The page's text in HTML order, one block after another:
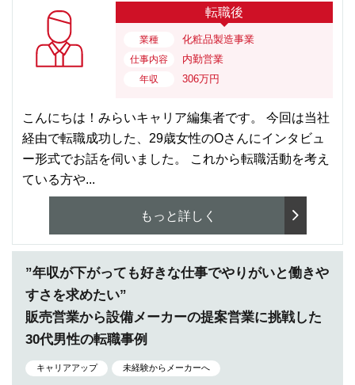
転職後
業種 化粧品製造事業
仕事内容 内勤営業
年収 306万円
こんにちは！みらいキャリア編集者です。 今回は当社
経由で転職成功した、29歳女性のOさんにインタビュ
ー形式でお話を伺いました。 これから転職活動を考え
ている方や...
もっと詳しく
”年収が下がっても好きな仕事でやりがいと働きや
すさを求めたい”
販売営業から設備メーカーの提案営業に挑戦した
30代男性の転職事例
キャリアアップ 未経験からメーカーへ